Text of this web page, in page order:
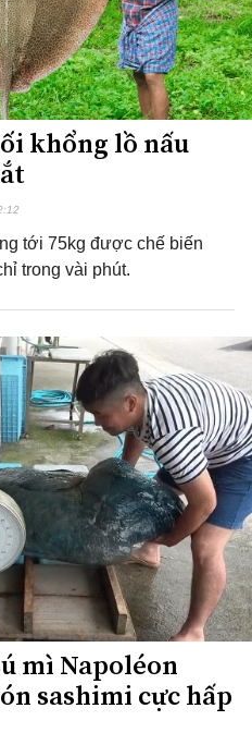
khổng lồ nấu
tới 75kg được chế biến
trong vài phút.
mì Napoléon
sashimi cực hấp